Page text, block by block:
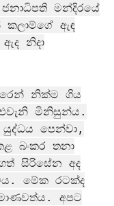
මන්දිරයේ
කලාම්ගේ ඇඳ
නිදා
නික්ම ගිය
මිනිසුන්ය.
යුද්ධය පෙන්වා,
බංකර තනා
සිරිසේන අද
මේක රටක්ද
අපට